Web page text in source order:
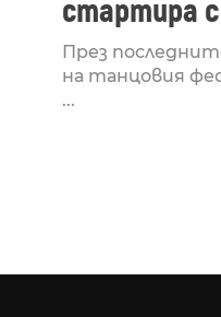
стартира
Lucid,
рейв
През
на танцовия
...